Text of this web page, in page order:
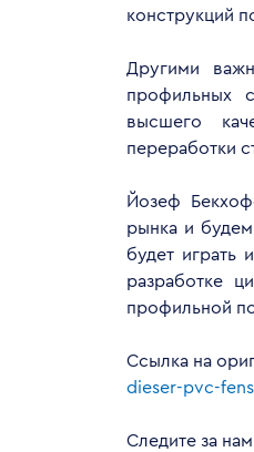
конструкций
Другими
профильных
высшего
переработки
Йозеф
рынка и
будет играть
разработке
профильной
Ссылка на
dieser-pvc-
Следите за